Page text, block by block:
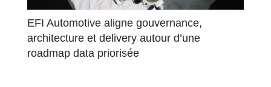
EFI Automotive aligne gouvernance,
architecture et delivery autour d’une
roadmap data priorisée